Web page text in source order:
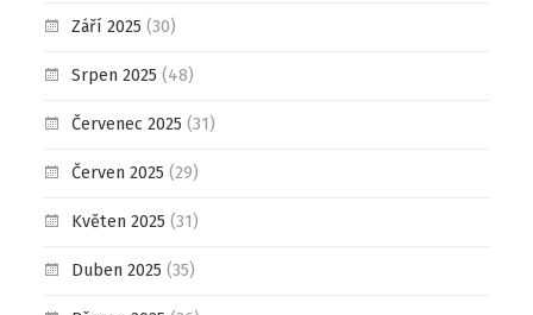
Září 2025 (30)
Srpen 2025 (48)
Červenec 2025 (31)
Červen 2025 (29)
Květen 2025 (31)
Duben 2025 (35)